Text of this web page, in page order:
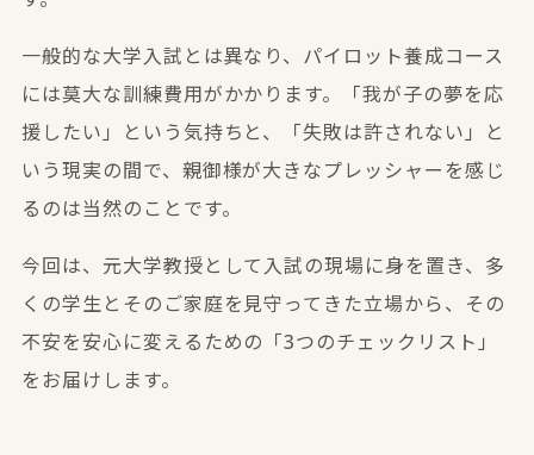
一般的な大学入試とは異なり、パイロット養成コース
には莫大な訓練費用がかかります。「我が子の夢を応
援したい」という気持ちと、「失敗は許されない」と
いう現実の間で、親御様が大きなプレッシャーを感じ
るのは当然のことです。
今回は、元大学教授として入試の現場に身を置き、多
くの学生とそのご家庭を見守ってきた立場から、その
不安を安心に変えるための「3つのチェックリスト」
をお届けします。